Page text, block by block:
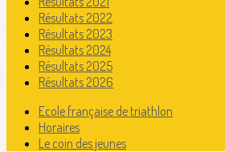
Résultats 2022
Résultats 2023
Résultats 2024
Résultats 2025
Résultats 2026
Ecole française de triathlon
Horaires
Le coin des jeunes